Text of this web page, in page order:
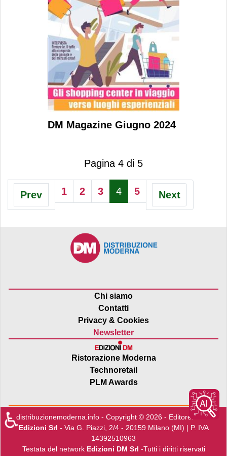
DM Magazine Giugno 2024
Pagina 4 di 5
Prev 1 2 3 4 5 Next
Chi siamo
Contatti
Privacy & Cookies
Newsletter
Ristorazione Moderna
Technoretail
PLM Awards
distribuzionemoderna.info - Copyright © 2026 - Editore:Edra
Edizioni Srl - Via G. Piazzi, 2/4 - 20159 Milano (MI) | P. IVA
14392510963
Testata del network Edizioni DM Srl -Tutti i diritti riservati